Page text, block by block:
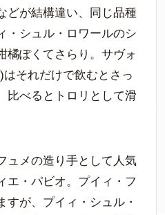
どが結構違い、同じ品種
・シュル・ロワールのシ
橘ぽくてさらり。サヴォ
それだけで飲むとさっ
比べるとトロリとして滑
ュメの造り手として人気
エ・パビオ。プイィ・フ
すが、プイィ・シュル・